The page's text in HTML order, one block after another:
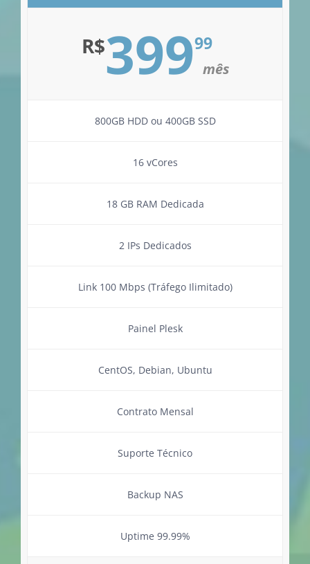
R$39999
mês
800GB HDD ou 400GB SSD
16 vCores
18 GB RAM Dedicada
2 IPs Dedicados
Link 100 Mbps (Tráfego Ilimitado)
Painel Plesk
CentOS, Debian, Ubuntu
Contrato Mensal
Suporte Técnico
Backup NAS
Uptime 99.99%